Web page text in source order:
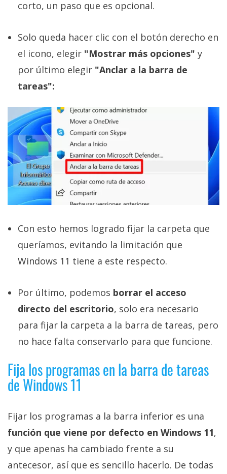
corto, un paso que es opcional.
Solo queda hacer clic con el botón derecho en
el icono, elegir "Mostrar más opciones" y
por último elegir "Anclar a la barra de
tareas":
Con esto hemos logrado fijar la carpeta que
queríamos, evitando la limitación que
Windows 11 tiene a este respecto.
Por último, podemos borrar el acceso
directo del escritorio, solo era necesario
para fijar la carpeta a la barra de tareas, pero
no hace falta conservarlo para que funcione.
Fija los programas en la barra de tareas
de Windows 11
Fijar los programas a la barra inferior es una
función que viene por defecto en Windows 11,
y que apenas ha cambiado frente a su
antecesor, así que es sencillo hacerlo. De todas